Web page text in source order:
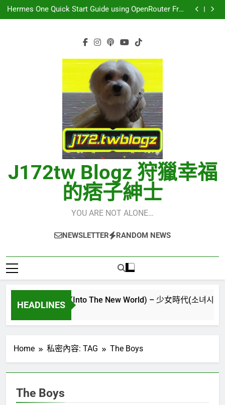
Skip
to
Hermes One Quick Start Guide using OpenRouter Free
Models & Telegram Integration
虹 – 菅田将暉
CELEBRATION – LE SSERAFIM(르세라핌)
Hermes One Quick Start Guide using OpenRouter Free
J172tw Blogz 狩獵幸福
的痞子紳士
YOU ARE NOT ALONE…
NEWSLETTER RANDOM NEWS
HEADLINES
界(다시만난세계)(Into The New World) – 少女時代(소녀시대
Home 私密內容: TAG The Boys
The Boys